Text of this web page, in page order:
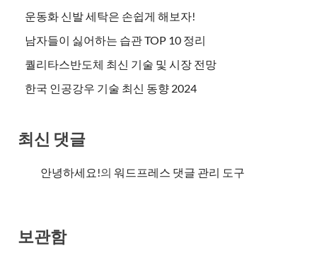
운동화 신발 세탁은 손쉽게 해보자!
남자들이 싫어하는 습관 TOP 10 정리
퀄리타스반도체 최신 기술 및 시장 전망
한국 인공강우 기술 최신 동향 2024
최신 댓글
안녕하세요!의 워드프레스 댓글 관리 도구
보관함